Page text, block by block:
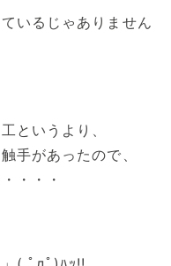
いるじゃありません
というより、
手があったので、
・・・